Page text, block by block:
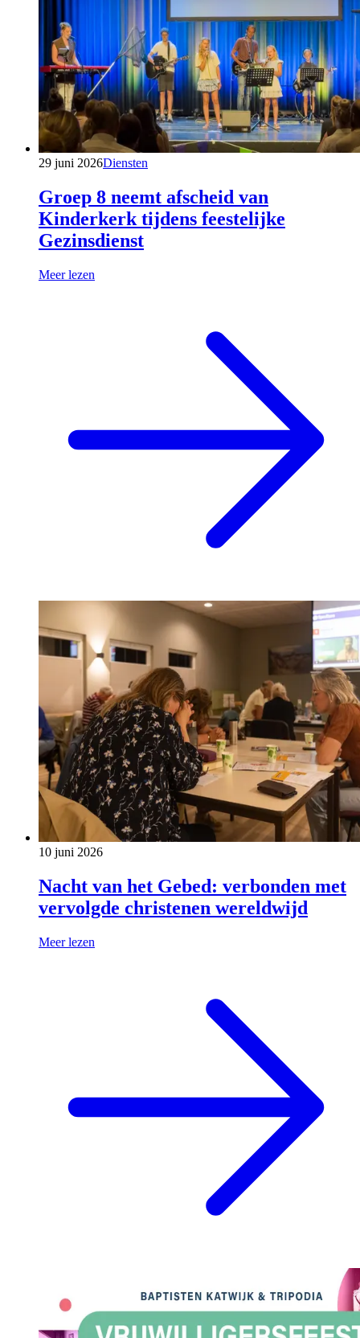
29 juni 2026Diensten
Groep 8 neemt afscheid van
Kinderkerk tijdens feestelijke
Gezinsdienst
Meer lezen
10 juni 2026
Nacht van het Gebed: verbonden met
vervolgde christenen wereldwijd
Meer lezen